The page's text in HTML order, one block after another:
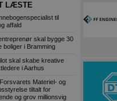
LÆSTE
til
affald
skal bygge 30
boliger i Bramming
skal skabe kreative
i Aarhus
Materiel- og
tiltalt for
og grov millionsvig